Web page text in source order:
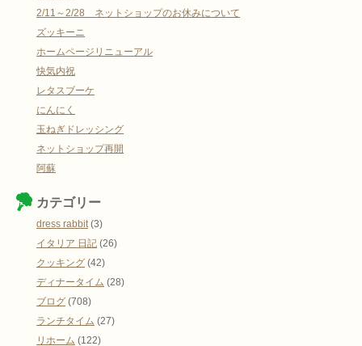
2/11～2/28 ネットショップのお休みについて
ズッキーニ
ホームページリニューアル
快気内祝
レタスブーケ
にんにく
玉ねぎドレッシング
ネットショップ再開
阿蘇
カテゴリー
dress rabbit (3)
イタリア 日記 (26)
クッキング (42)
ディナータイム (28)
ブログ (708)
ランチタイム (27)
リホーム (122)